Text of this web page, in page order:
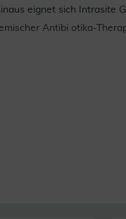
eignet sich Intrasite
Antibi otika-